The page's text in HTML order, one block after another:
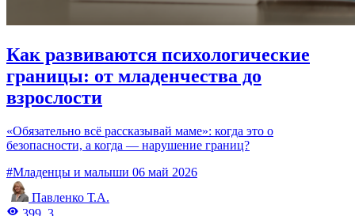
Как развиваются психологические
границы: от младенчества до
взрослости
«Обязательно всё рассказывай маме»: когда это о
безопасности, а когда — нарушение границ?
#Младенцы и малыши 06 май 2026
Павленко Т.А.
399 3